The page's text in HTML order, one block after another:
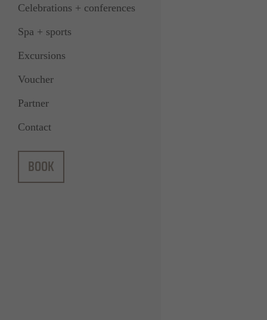
Celebrations + conferences
Spa + sports
Excursions
Voucher
Partner
Contact
BOOK